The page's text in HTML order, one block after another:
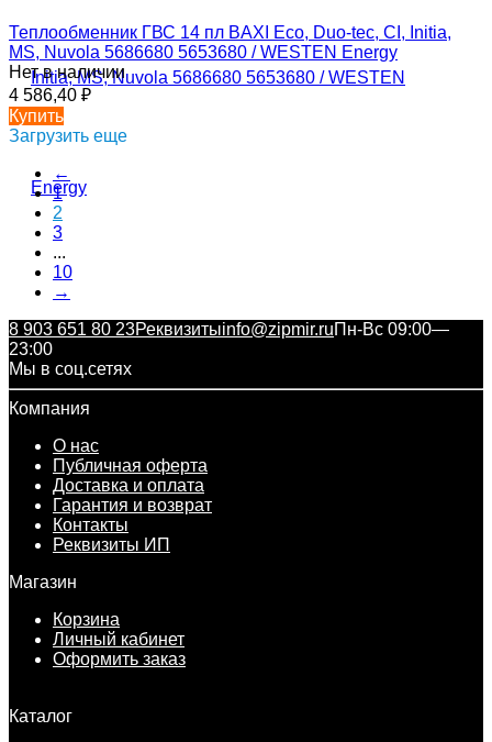
Теплообменник ГВС 14 пл BAXI Eco, Duo-tec, CI, Initia,
MS, Nuvola 5686680 5653680 / WESTEN Energy
Нет в наличии
4 586,40 ₽
Купить
Загрузить еще
←
1
2
3
...
10
→
8 903 651 80 23Реквизитыinfo@zipmir.ruПн-Вс 09:00—
23:00
Мы в соц.сетях
Компания
О нас
Публичная оферта
Доставка и оплата
Гарантия и возврат
Контакты
Реквизиты ИП
Магазин
Корзина
Личный кабинет
Оформить заказ
Каталог